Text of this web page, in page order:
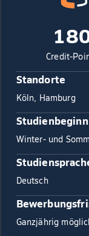
Credit-
Standorte
Köln, Hamburg
Studienbeginn
Winter- und
Deutsch
Ganzjährig